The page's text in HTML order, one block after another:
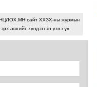
сайт ХХЗХ-ны журмын
ашгийг хүндэтгэн үзнэ үү.